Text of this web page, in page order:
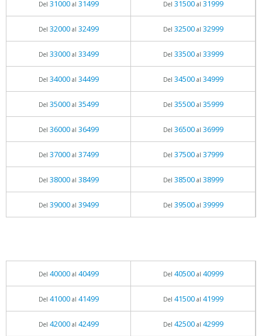
Del 31000al 31499 Del 31500al 31999
Del 32000al 32499 Del 32500al 32999
Del 33000al 33499 Del 33500al 33999
Del 34000al 34499 Del 34500al 34999
Del 35000al 35499 Del 35500al 35999
Del 36000al 36499 Del 36500al 36999
Del 37000al 37499 Del 37500al 37999
Del 38000al 38499 Del 38500al 38999
Del 39000al 39499 Del 39500al 39999
Del 40000al 40499 Del 40500al 40999
Del 41000al 41499 Del 41500al 41999
Del 42000al 42499 Del 42500al 42999